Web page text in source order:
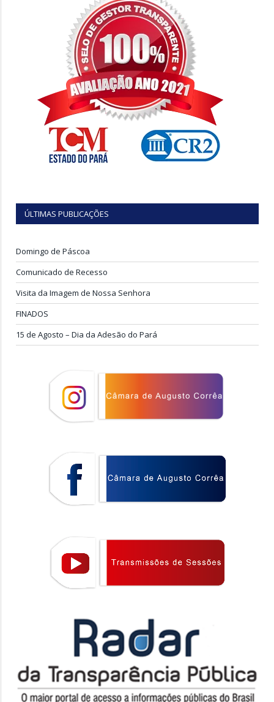
ÚLTIMAS PUBLICAÇÕES
Domingo de Páscoa
Comunicado de Recesso
Visita da Imagem de Nossa Senhora
FINADOS
15 de Agosto – Dia da Adesão do Pará